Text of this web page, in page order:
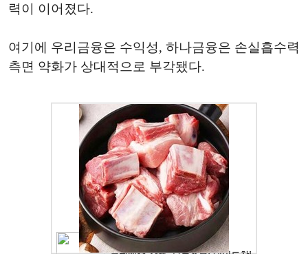
력이 이어졌다.
여기에 우리금융은 수익성, 하나금융은 손실흡수력
측면 약화가 상대적으로 부각됐다.